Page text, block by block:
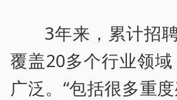
3年来，累计招
覆盖20多个行业领
广泛。“包括很多重